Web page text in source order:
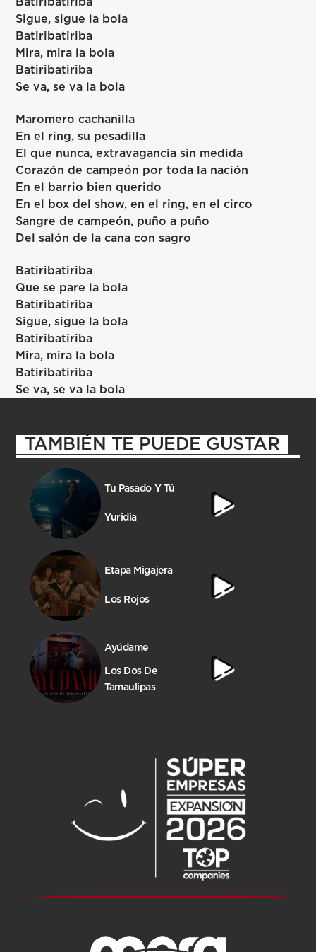
Sigue, sigue la bola
Batiribatiriba
Mira, mira la bola
Batiribatiriba
Se va, se va la bola
Maromero cachanilla
En el ring, su pesadilla
El que nunca, extravagancia sin medida
Corazón de campeón por toda la nación
En el barrio bien querido
En el box del show, en el ring, en el circo
Sangre de campeón, puño a puño
Del salón de la cana con sagro
Batiribatiriba
Que se pare la bola
Batiribatiriba
Sigue, sigue la bola
Batiribatiriba
Mira, mira la bola
Batiribatiriba
Se va, se va la bola
TAMBIÉN TE PUEDE GUSTAR
Tu Pasado Y Tú
Yuridia
Etapa Migajera
Los Rojos
Ayúdame
Los Dos De
Tamaulipas